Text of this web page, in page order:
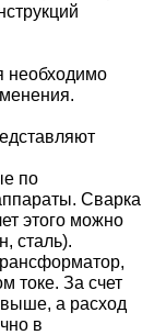
необходимо
по
Сварка
этого можно
сталь).
токе. За счет
выше, а расход
в